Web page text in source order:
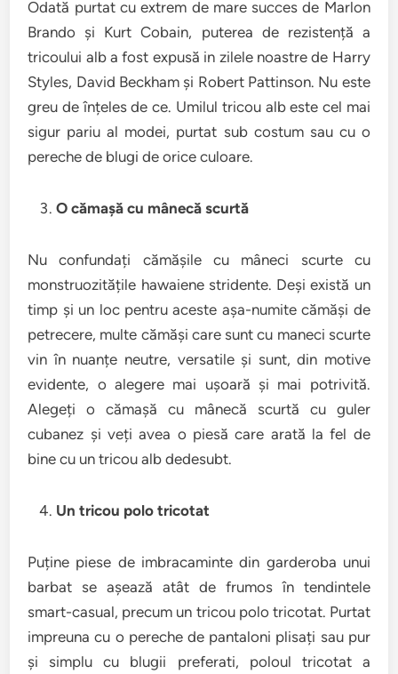
Odată purtat cu extrem de mare succes de Marlon
Brando și Kurt Cobain, puterea de rezistență a
tricoului alb a fost expusă in zilele noastre de Harry
Styles, David Beckham și Robert Pattinson. Nu este
greu de înțeles de ce. Umilul tricou alb este cel mai
sigur pariu al modei, purtat sub costum sau cu o
pereche de blugi de orice culoare.
O cămașă cu mânecă scurtă
Nu confundați cămășile cu mâneci scurte cu
monstruozitățile hawaiene stridente. Deși există un
timp și un loc pentru aceste așa-numite cămăși de
petrecere, multe cămăși care sunt cu maneci scurte
vin în nuanțe neutre, versatile și sunt, din motive
evidente, o alegere mai ușoară și mai potrivită.
Alegeți o cămașă cu mânecă scurtă cu guler
cubanez și veți avea o piesă care arată la fel de
bine cu un tricou alb dedesubt.
Un tricou polo tricotat
Puține piese de imbracaminte din garderoba unui
barbat se așează atât de frumos în tendintele
smart-casual, precum un tricou polo tricotat. Purtat
impreuna cu o pereche de pantaloni plisați sau pur
și simplu cu blugii preferati, poloul tricotat a